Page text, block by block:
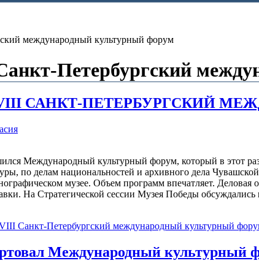
международный культурный форум
Петербургский
САНКТ-ПЕТЕРБУРГСКИЙ
Международный культурный форум, который в этот
по делам национальностей и архивного дела
музее. Объем программ впечатляет.
На Стратегической сессии Музея Победы
Санкт-Петербургский международный культурный
Международный культурный